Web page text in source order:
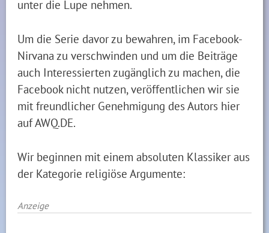
unter die Lupe nehmen.
Um die Serie davor zu bewahren, im Facebook-
Nirvana zu verschwinden und um die Beiträge
auch Interessierten zugänglich zu machen, die
Facebook nicht nutzen, veröffentlichen wir sie
mit freundlicher Genehmigung des Autors hier
auf AWQ.DE.
Wir beginnen mit einem absoluten Klassiker aus
der Kategorie religiöse Argumente:
Anzeige